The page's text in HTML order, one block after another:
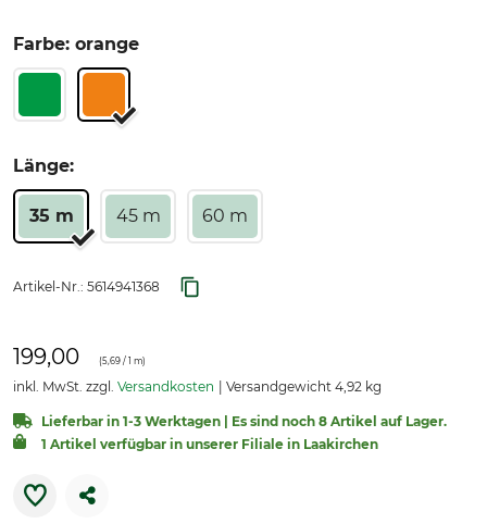
Farbe: orange
Länge:
35 m 45 m 60 m
Artikel-Nr.: 5614941368
199,00 (5,69 / 1 m)
inkl. MwSt. zzgl. Versandkosten Versandgewicht 4,92 kg
Lieferbar in 1-3 Werktagen | Es sind noch 8 Artikel auf Lager.
1 Artikel verfügbar in unserer Filiale in Laakirchen